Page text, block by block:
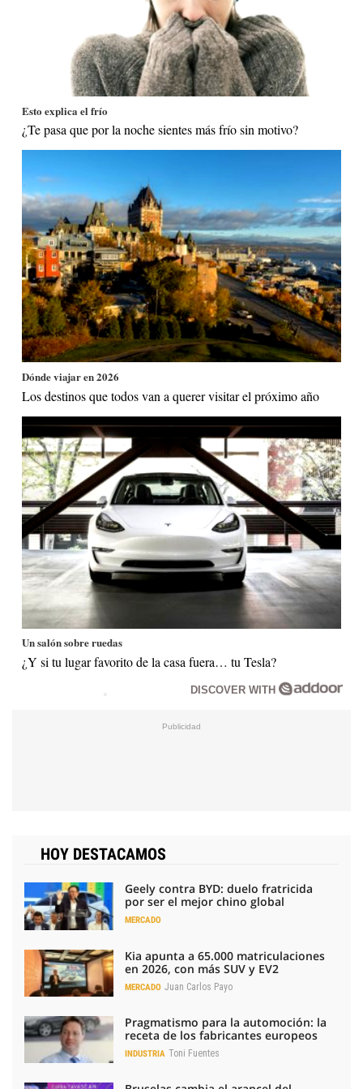
Esto explica el frío
¿Te pasa que por la noche sientes más frío sin motivo?
Dónde viajar en 2026
Los destinos que todos van a querer visitar el próximo año
Un salón sobre ruedas
¿Y si tu lugar favorito de la casa fuera… tu Tesla?
DISCOVER WITH
HOY DESTACAMOS
Geely contra BYD: duelo fratricida
por ser el mejor chino global
MERCADO
Kia apunta a 65.000 matriculaciones
en 2026, con más SUV y EV2
MERCADO Juan Carlos Payo
Pragmatismo para la automoción: la
receta de los fabricantes europeos
INDUSTRIA Toni Fuentes